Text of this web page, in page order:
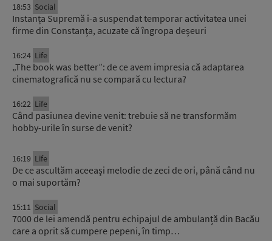
18:53 Social
Instanța Supremă i-a suspendat temporar activitatea unei
firme din Constanța, acuzate că îngropa deșeuri
16:24 Life
„The book was better”: de ce avem impresia că adaptarea
cinematografică nu se compară cu lectura?
16:22 Life
Când pasiunea devine venit: trebuie să ne transformăm
hobby-urile în surse de venit?
16:19 Life
De ce ascultăm aceeași melodie de zeci de ori, până când nu
o mai suportăm?
15:11 Social
7000 de lei amendă pentru echipajul de ambulanță din Bacău
care a oprit să cumpere pepeni, în timp…